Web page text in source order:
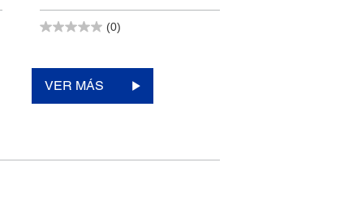
(0)
VER MÁS